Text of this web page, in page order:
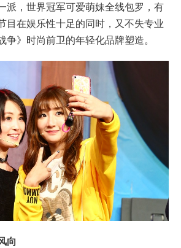
派，世界冠军可爱萌妹全线包罗，有
目在娱乐性十足的同时，又不失专业
争》时尚前卫的年轻化品牌塑造。
向